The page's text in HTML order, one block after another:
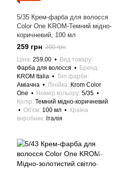
5/35 Крем-фарба для волосся
Color One KROM-Темний мідно-
коричневий, 100 мл
259 грн 300 грн
Ціна 259.00
Вид товару
Фарба для волосся
Бренд
KROM Italia
Тип фарби
Аміачна
Лінійка Krom Color
One
Номер кольору 5/35
Колір Темний мідно-коричневий
Об'єм 100 мл
Країна
виробник
Італія